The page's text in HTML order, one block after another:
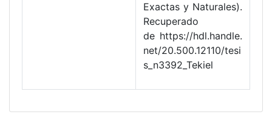
Exactas y Naturales).
Recuperado
de https://hdl.handle.
net/20.500.12110/tesi
s_n3392_Tekiel